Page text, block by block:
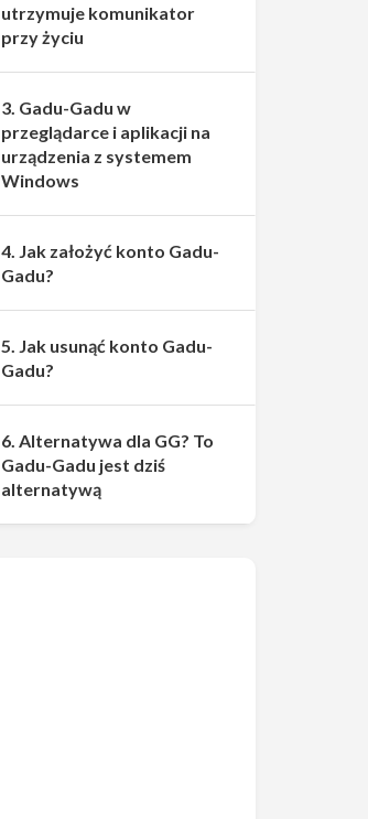
utrzymuje komunikator
przy życiu
3. Gadu-Gadu w
przeglądarce i aplikacji na
urządzenia z systemem
Windows
4. Jak założyć konto Gadu-
Gadu?
5. Jak usunąć konto Gadu-
Gadu?
6. Alternatywa dla GG? To
Gadu-Gadu jest dziś
alternatywą